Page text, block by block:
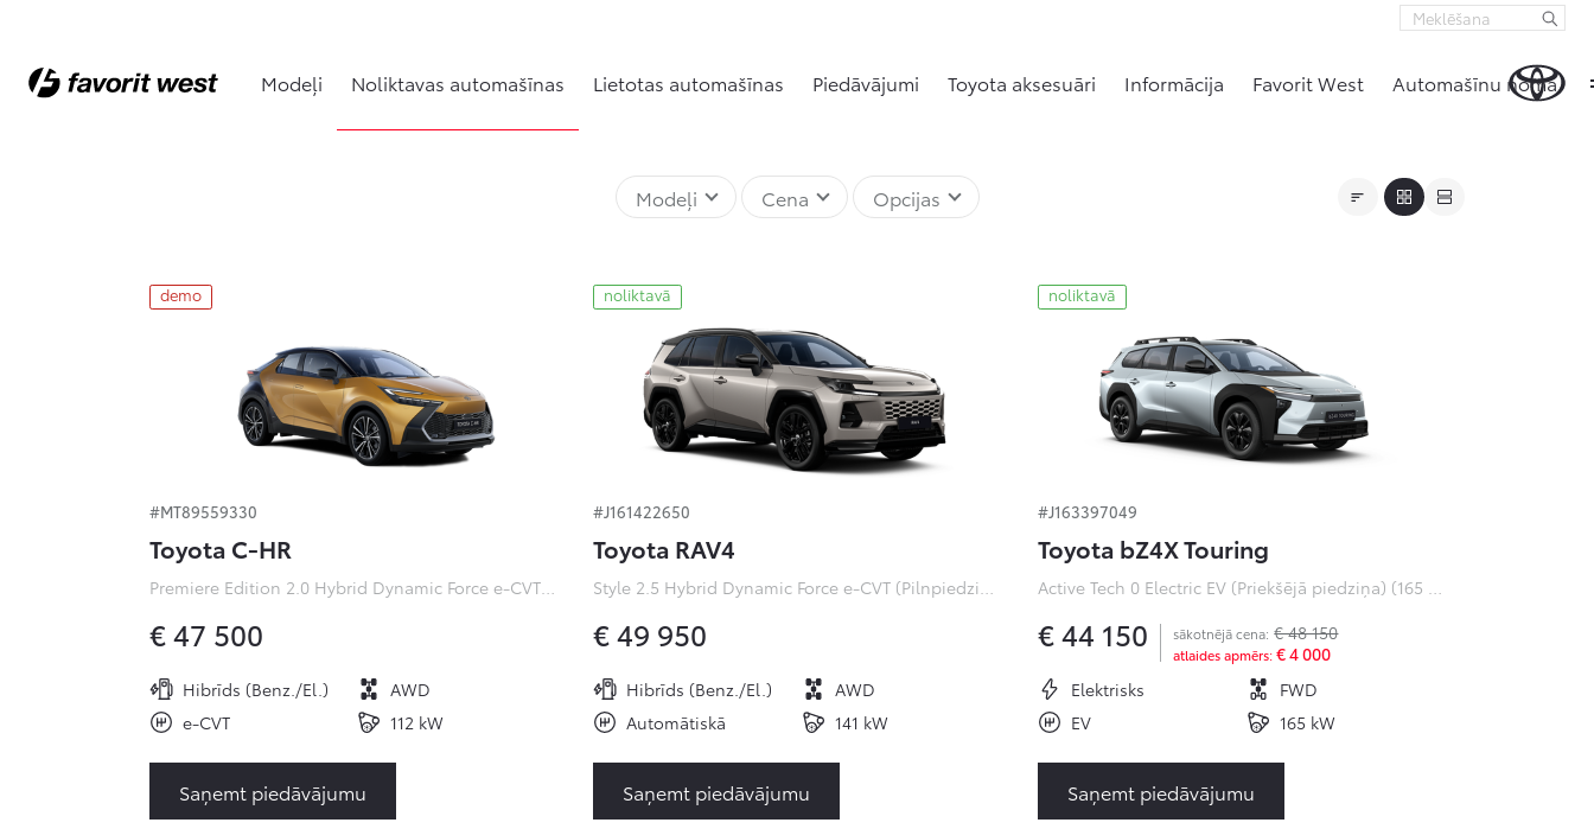
Modeļi Noliktavas automašīnas Lietotas automašīnas Piedāvājumi Toyota aksesuāri Informācija Favorit West Automašīnu noma
Modeļi Cena Opcijas
demo
#MT89559330
Toyota C-HR
Premiere Edition 2.0 Hybrid Dynamic Force e-CVT (Pilnpiedziņa) (112 kW)
€ 47 500
Hibrīds (Benz./El.)
AWD
e-CVT
112 kW
Saņemt piedāvājumu
noliktavā
#J161422650
Toyota RAV4
Style 2.5 Hybrid Dynamic Force e-CVT (Pilnpiedziņa) ( kW)
€ 49 950
Hibrīds (Benz./El.)
AWD
Automātiskā
141 kW
Saņemt piedāvājumu
noliktavā
#J163397049
Toyota bZ4X Touring
Active Tech 0 Electric EV (Priekšējā piedziņa) (165 kW)
€ 44 150 sākotnējā cena: € 48 150
atlaides apmērs: € 4 000
Elektrisks
FWD
EV
165 kW
Saņemt piedāvājumu